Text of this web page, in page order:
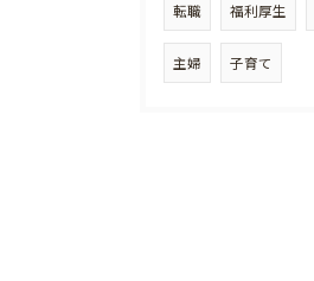
転職 福利厚生
主婦 子育て